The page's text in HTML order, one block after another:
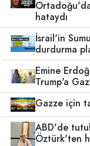
hataydı
İsrail'in
durdurma
Emine
Trump'a
Gazze için
ABD'de
Öztürk'ten